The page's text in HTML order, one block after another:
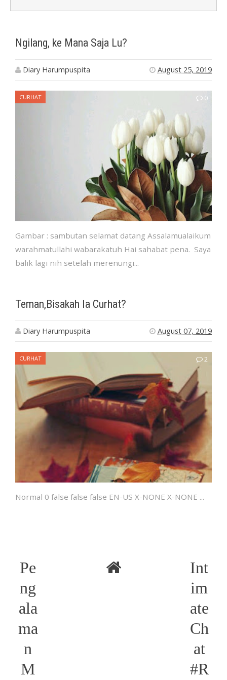
Ngilang, ke Mana Saja Lu?
Diary Harumpuspita August 25, 2019
CURHAT 0
Gambar : sambutan selamat datang Assalamualaikum
warahmatullahi wabarakatuh Hai sahabat pena. Saya
balik lagi nih setelah merenungi...
Teman,Bisakah Ia Curhat?
Diary Harumpuspita August 07, 2019
CURHAT 2
Normal 0 false false false EN-US X-NONE X-NONE ...
Pe
ng
ala
ma
n
M
Int
im
ate
Ch
at
#R